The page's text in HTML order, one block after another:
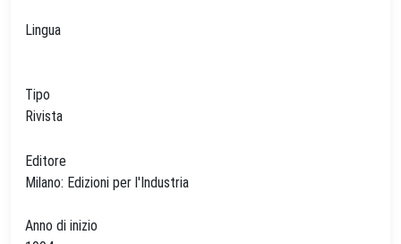
Lingua
Tipo
Rivista
Editore
Anno di inizio